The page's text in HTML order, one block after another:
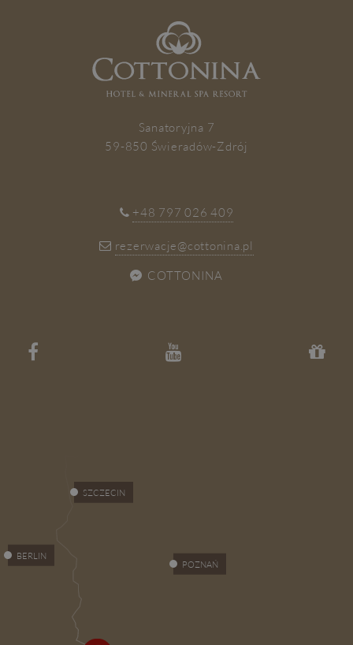
ZAPISZ SIĘ
Sanatoryjna 7
59-850 Świeradów-Zdrój
+48 797 026 409
rezerwacje@cottonina.pl
COTTONINA
POZNAŃ
BERLIN
SZCZECIN